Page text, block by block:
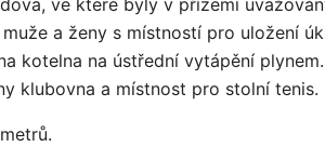
ve které byly v přízemí
a ženy s místností pro uložení
kotelna na ústřední vytápění
klubovna a místnost pro stolní tenis.